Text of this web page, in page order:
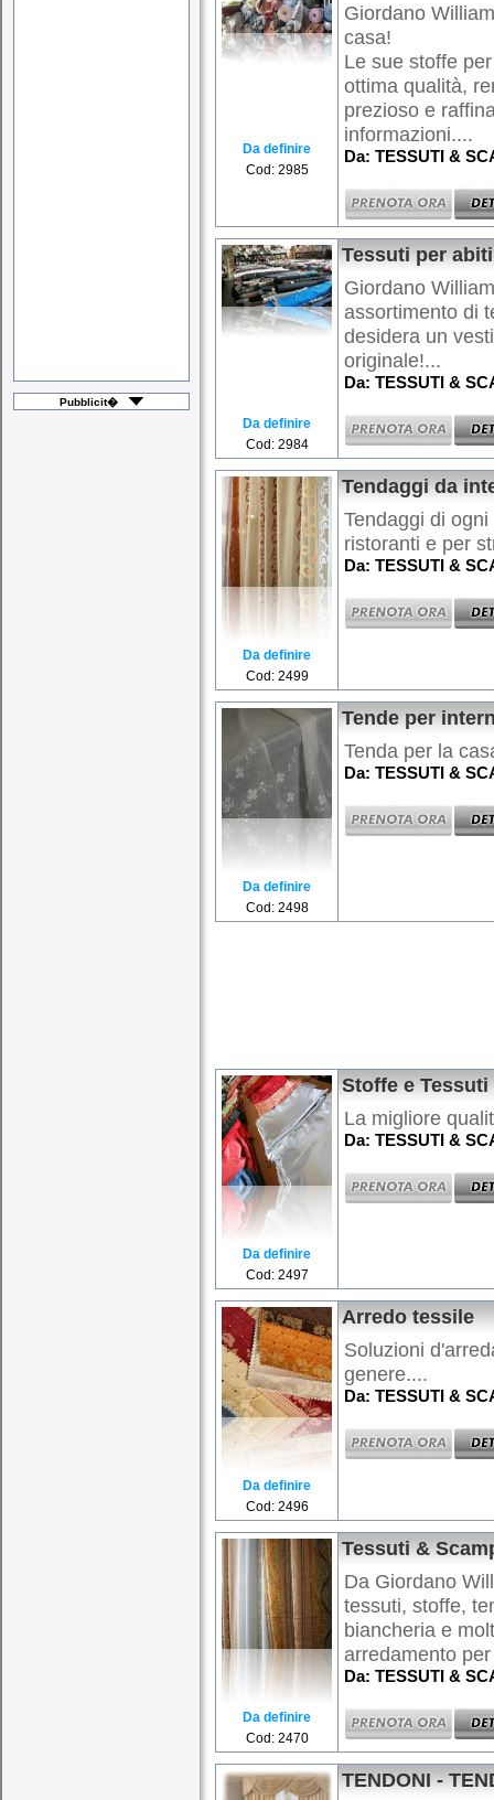
Pubblicit�
Da definire
Cod: 2985
Giordano
casa!
Le sue stoffe
ottima qualità,
prezioso e
informazioni....
Da: TESSUTI &
Da definire
Cod: 2984
Tessuti per abiti
Giordano
assortimento di
desidera un
originale!...
Da: TESSUTI &
Da definire
Cod: 2499
Tendaggi da
Tendaggi di
ristoranti e per
Da: TESSUTI &
Da definire
Cod: 2498
Tende per
Tenda per la
Da: TESSUTI &
Da definire
Cod: 2497
Stoffe e
La migliore
Da: TESSUTI &
Da definire
Cod: 2496
Arredo tessile
Soluzioni
genere....
Da: TESSUTI &
Da definire
Cod: 2470
Tessuti &
Da Giordano
tessuti, stoffe,
biancheria e
arredamento
Da: TESSUTI &
TENDONI -